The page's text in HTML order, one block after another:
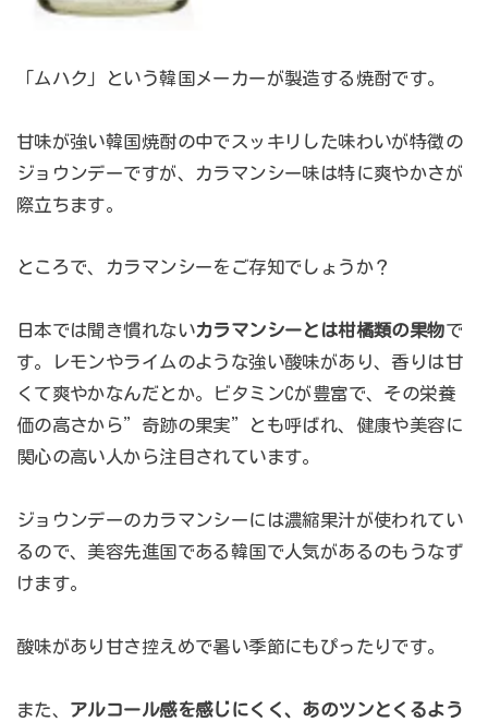
「ムハク」という韓国メーカーが製造する焼酎です。
甘味が強い韓国焼酎の中でスッキリした味わいが特徴の
ジョウンデーですが、カラマンシー味は特に爽やかさが
際立ちます。
ところで、カラマンシーをご存知でしょうか？
日本では聞き慣れないカラマンシーとは柑橘類の果物で
す。レモンやライムのような強い酸味があり、香りは甘
くて爽やかなんだとか。ビタミンCが豊富で、その栄養
価の高さから”奇跡の果実”とも呼ばれ、健康や美容に
関心の高い人から注目されています。
ジョウンデーのカラマンシーには濃縮果汁が使われてい
るので、美容先進国である韓国で人気があるのもうなず
けます。
酸味があり甘さ控えめで暑い季節にもぴったりです。
また、 アルコール感を感じにくく、あのツンとくるよう